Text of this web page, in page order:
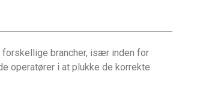
brancher, især inden for
operatører i at plukke de korrekte